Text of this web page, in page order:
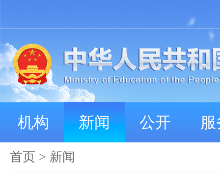
机构 新闻 公开
首页 > 新闻